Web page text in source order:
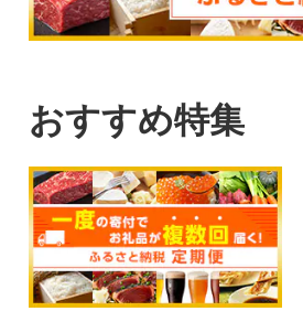
おすすめ特集